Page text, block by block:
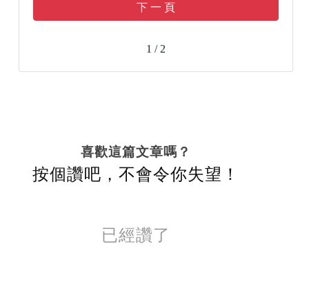
下 一 頁
1 / 2
喜歡這篇文章嗎？
按個讚吧，不會令你失望！
已經讚了